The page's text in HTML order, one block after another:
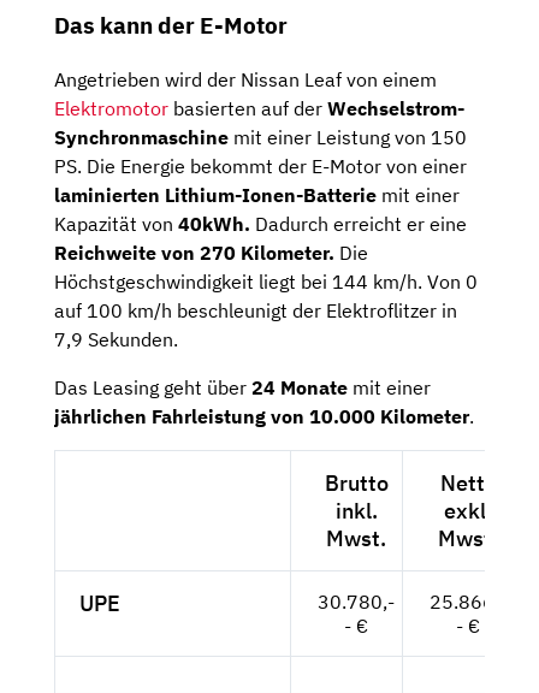
Das kann der E-Motor
Angetrieben wird der Nissan Leaf von einem
Elektromotor basierten auf der Wechselstrom-
Synchronmaschine mit einer Leistung von 150
PS. Die Energie bekommt der E-Motor von einer
laminierten Lithium-Ionen-Batterie mit einer
Kapazität von 40kWh. Dadurch erreicht er eine
Reichweite von 270 Kilometer. Die
Höchstgeschwindigkeit liegt bei 144 km/h. Von 0
auf 100 km/h beschleunigt der Elektroflitzer in
7,9 Sekunden.
Das Leasing geht über 24 Monate mit einer
jährlichen Fahrleistung von 10.000 Kilometer.
Brutto
inkl.
Mwst.
Netto
exkl.
Mwst.
UPE
30.780,-
- €
25.866,-
- €